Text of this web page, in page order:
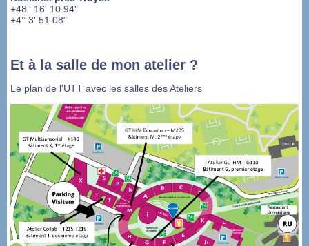
+48° 16' 10.94"
+4° 3' 51.08"
Et à la salle de mon atelier ?
Le plan de l'UTT avec les salles des Ateliers